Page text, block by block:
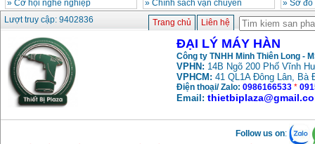
» Cơ hội nghề nghiệp
» Chính sách vận chuyển
» Sơ
Lượt truy cập: 9402836
Trang chủ Liên hệ
ĐẠI LÝ MÁY HÀN
Công ty TNHH Minh Thiên Long -
VPHN: 14B Ngõ 200 Phố Vĩnh
VPHCM: 41 QL1A Đông Lân, Bà
Điện thoại/ Zalo: 0986166533 *
Email:
Follow us on: